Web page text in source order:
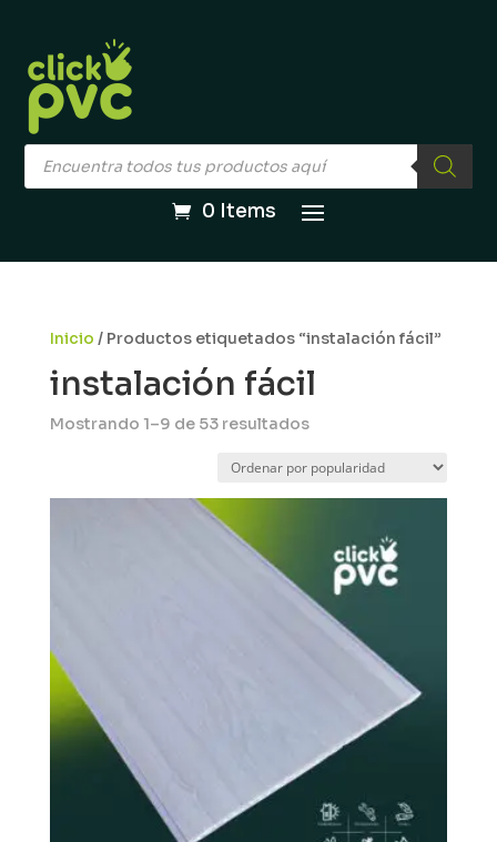
Búsqueda
de
productos
0 Items
Inicio / Productos etiquetados “instalación fácil”
instalación fácil
Mostrando 1–9 de 53 resultadosSorted
popularity